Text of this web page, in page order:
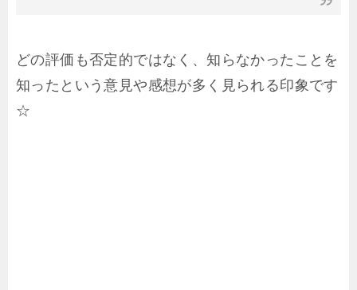
どの評価も否定的ではなく、知らなかったことを
知ったという意見や感想が多く見られる印象です
☆